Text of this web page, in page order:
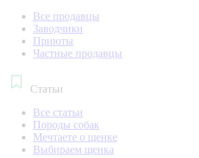
Все продавцы
Заводчики
Приюты
Частные продавцы
Статьи
Все статьи
Породы собак
Мечтаете о щенке
Выбираем щенка